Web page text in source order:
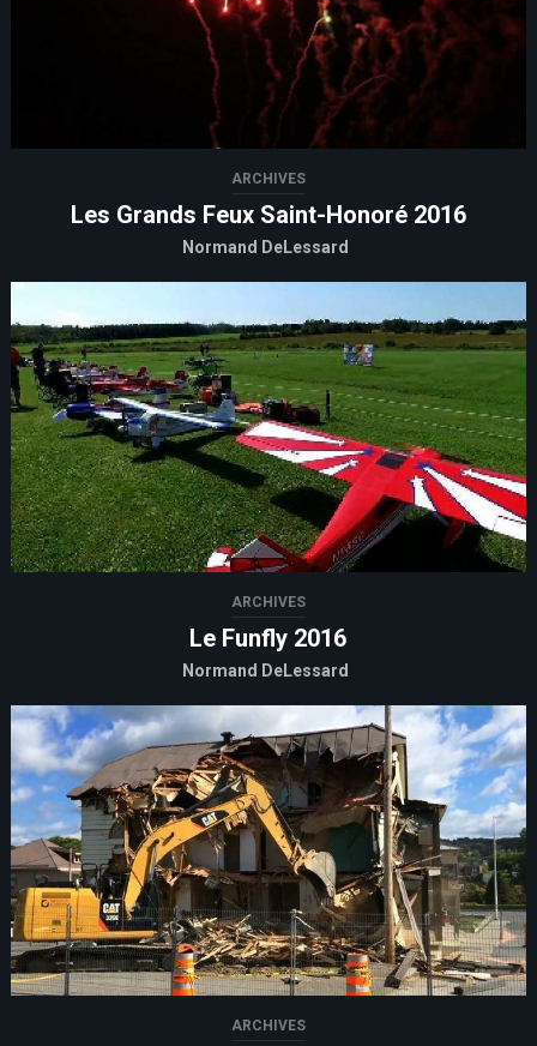
ARCHIVES
Les Grands Feux Saint-Honoré 2016
Normand DeLessard
ARCHIVES
Le Funfly 2016
Normand DeLessard
ARCHIVES